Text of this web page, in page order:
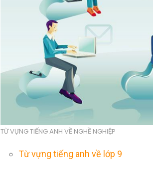
TỪ VỰNG TIẾNG ANH VỀ NGHỀ NGHIỆP
Từ vựng tiếng anh về lớp 9